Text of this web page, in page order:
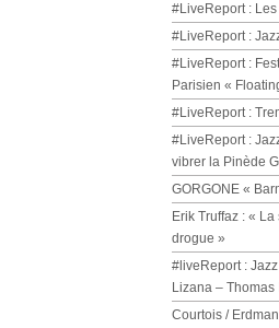
#LiveReport :
#LiveReport :
#LiveReport :
Parisien «
#LiveReport :
#LiveReport :
vibrer la Pinède
GORGONE «
Erik Truffaz : «
drogue »
#liveReport :
Lizana –
Courtois /